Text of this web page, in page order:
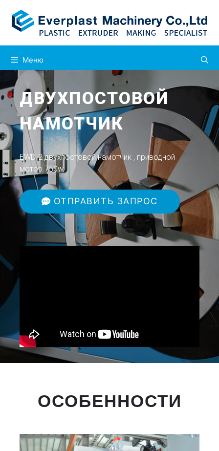
Меню
ДВУХПОСТОВОЙ
НАМОТЧИК
EWD-2 двухпостовой намотчик , приводной
мотор 750w.
ОТПРАВИТЬ ЗАПРОС
ОСОБЕННОСТИ